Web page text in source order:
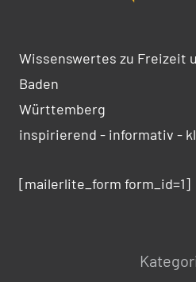
Wissenswertes zu Freizeit
Baden
Württemberg
inspirierend - informativ -
[mailerlite_form form_id=1]